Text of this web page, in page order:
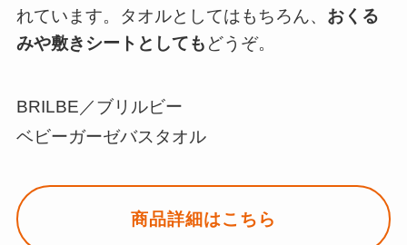
れています。タオルとしてはもちろん、 おくる
みや敷きシートとしても どうぞ。
BRILBE／ブリルビー
ベビーガーゼバスタオル
商品詳細はこちら